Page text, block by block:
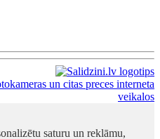
saturu un reklāmu,